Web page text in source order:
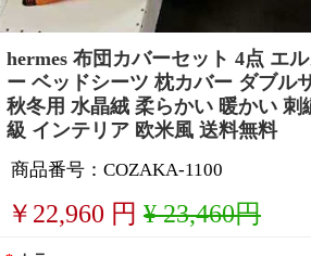
hermes 布団カバーセット 4点 エ
ー ベッドシーツ 枕カバー ダブル
秋冬用 水晶絨 柔らかい 暖かい 刺
級 インテリア 欧米風 送料無料
商品番号：COZAKA-1100
￥ 22,960 円 ¥ 23,460円